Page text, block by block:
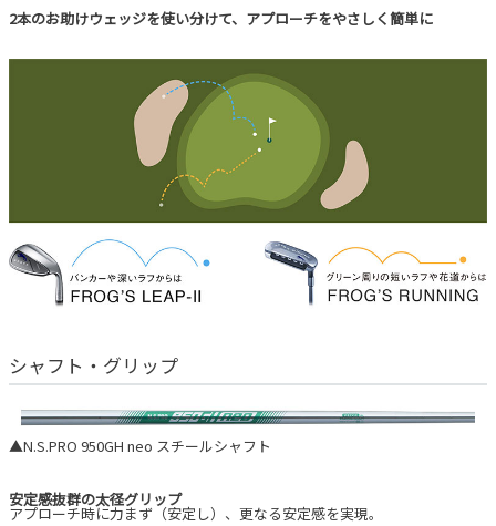
2本のお助けウェッジを使い分けて、アプローチをやさしく簡単に
シャフト・グリップ
▲N.S.PRO 950GH neo スチールシャフト
安定感抜群の太径グリップ
アプローチ時に力まず（安定し）、更なる安定感を実現。